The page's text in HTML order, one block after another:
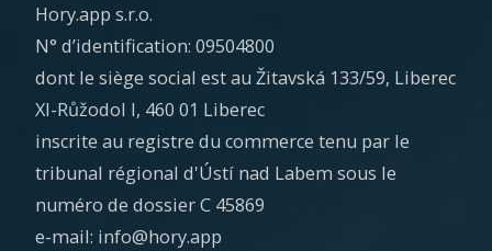
Hory.app s.r.o.
N° d’identification: 09504800
dont le siège social est au Žitavská 133/59, Liberec
XI-Růžodol I, 460 01 Liberec
inscrite au registre du commerce tenu par le
tribunal régional d'Ústí nad Labem sous le
numéro de dossier C 45869
e-mail: info@hory.app